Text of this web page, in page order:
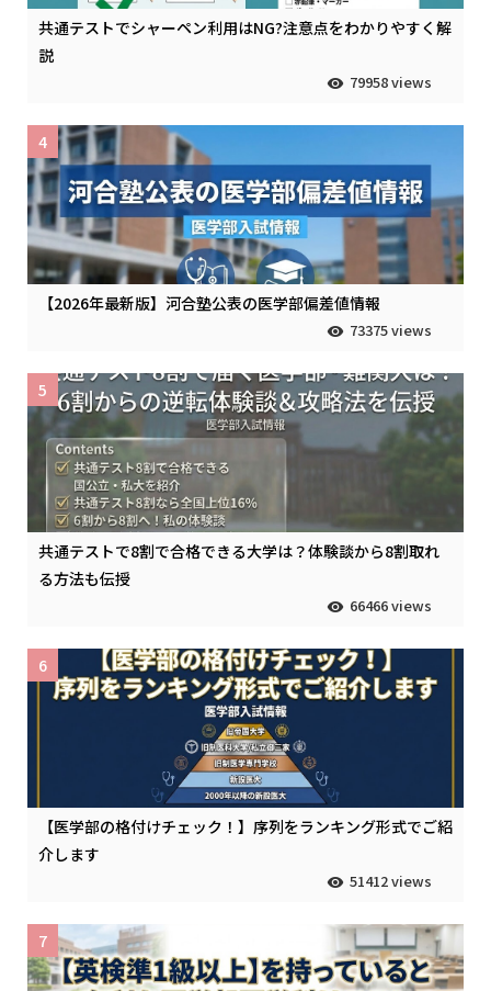
共通テストでシャーペン利用はNG?注意点をわかりやすく解
説
79958 views
【2026年最新版】河合塾公表の医学部偏差値情報
73375 views
4
共通テストで8割で合格できる大学は？体験談から8割取れ
る方法も伝授
66466 views
5
【医学部の格付けチェック！】序列をランキング形式でご紹
介します
51412 views
6
7